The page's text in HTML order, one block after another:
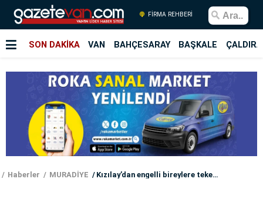
FİRMA REHBERİ
SON DAKİKA VAN BAHÇESARAY BAŞKALE
Haberler MURADİYE Kızılay’dan engelli bireylere tekerlekli sandalye desteği